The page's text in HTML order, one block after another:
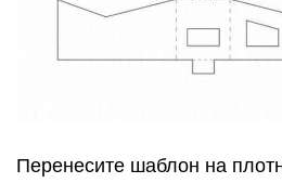
Перенесите шаблон на